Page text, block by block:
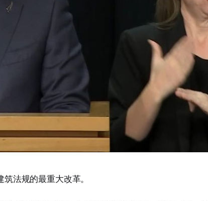
法规的最重大改革。